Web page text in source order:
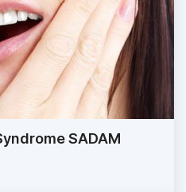
SADAM